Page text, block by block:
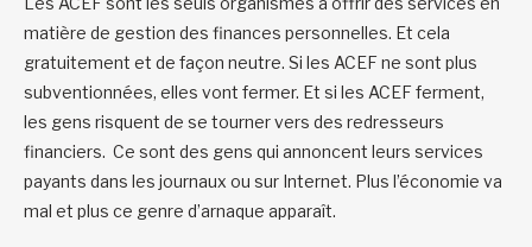
matière de gestion des finances personnelles. Et cela
gratuitement et de façon neutre. Si les ACEF ne sont plus
subventionnées, elles vont fermer. Et si les ACEF ferment,
les gens risquent de se tourner vers des redresseurs
financiers. Ce sont des gens qui annoncent leurs services
payants dans les journaux ou sur Internet. Plus l’économie va
mal et plus ce genre d’arnaque apparaît.